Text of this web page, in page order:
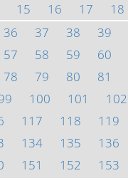
15 16 17 18
36 37 38 39
57 58 59 60
78 79 80 81
100 101 102
117 118 119
134 135 136
151 152 153